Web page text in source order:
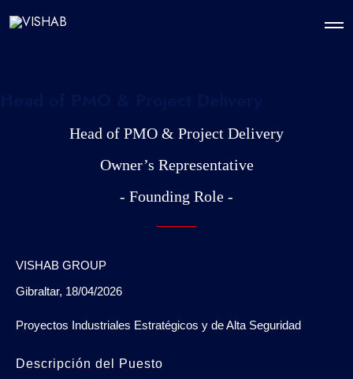
Head of PMO & Project Delivery
Owner’s Representative
- Founding Role -
VISHAB GROUP
Gibraltar, 18/04/2026
Proyectos Industriales Estratégicos y de Alta Seguridad
Descripción del Puesto